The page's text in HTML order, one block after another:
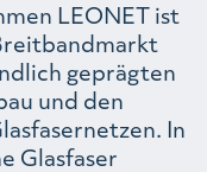
LEONET ist
geprägten
und den
In
Glasfaser